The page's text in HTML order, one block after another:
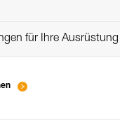
verif-EPI-cordes-suivi-DE
für Ihre Ausrüstung